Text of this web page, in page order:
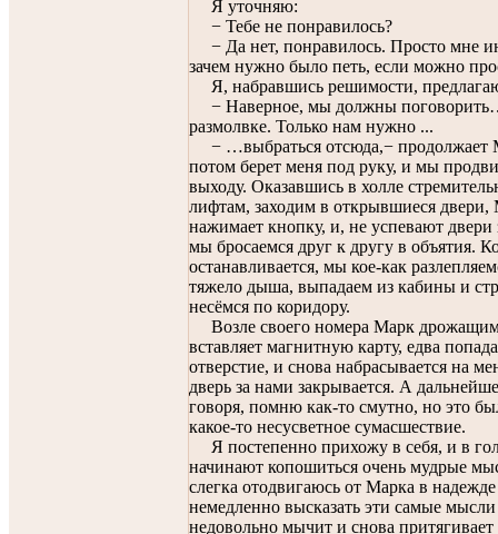
Я уточняю:
− Тебе не понравилось?
− Да нет, понравилось. Просто мне
зачем нужно было петь, если можно
Я, набравшись решимости,
− Наверное, мы должны
размолвке. Только нам нужно ...
− …выбраться отсюда,− продолжает
потом берет меня под руку, и мы
выходу. Оказавшись в холле
лифтам, заходим в открывшиеся двери,
нажимает кнопку, и, не успевают двери
мы бросаемся друг к другу в объятия.
останавливается, мы кое-как
тяжело дыша, выпадаем из кабины и
несёмся по коридору.
Возле своего номера Марк
вставляет магнитную карту, едва
отверстие, и снова набрасывается на
дверь за нами закрывается. А
говоря, помню как-то смутно, но это
какое-то несусветное сумасшествие.
Я постепенно прихожу в себя, и в
начинают копошиться очень мудрые
слегка отодвигаюсь от Марка в надежде
немедленно высказать эти самые
недовольно мычит и снова